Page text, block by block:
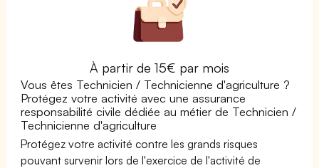
À partir de 15€ par mois
Vous êtes Technicien / Technicienne d'agriculture ?
Protégez votre activité avec une assurance
responsabilité civile dédiée au métier de Technicien /
Technicienne d'agriculture
Protégez votre activité contre les grands risques
pouvant survenir lors de l'exercice de l'activité de